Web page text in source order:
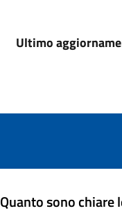
Ultimo
Quanto sono chiare